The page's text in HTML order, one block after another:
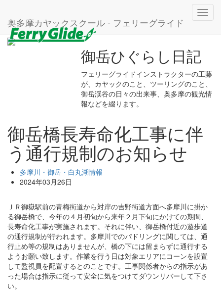
奥多摩カヤックスクール - フェリーグライド
御岳橋長寿命化工事に伴う通行規制のお知らせ
御岳ひぐらし日記
フェリーグライドインストラクターの工藤
が、カヤックのこと、ツーリングのこと、
御岳渓谷の日々の出来事、奥多摩の観光情
報などを綴ります。
御岳橋長寿命化工事に伴
う通行規制のお知らせ
多摩川・御岳・白丸湖情報
2024年03月26日
ＪＲ御嶽駅前の青梅街道から対岸の吉野街道方面へ多摩川に掛か
る御岳橋で、今年の４月初旬から来年２月下旬にかけての期間、
長寿命化工事が実施されます。それに伴い、御岳橋付近の遊歩道
の通行規制が行われます。多摩川でのパドリングに関しては、通
行止め等の規制はありませんが、橋の下には留まらずに通行する
ようお願い致します。作業を行う日は対象エリアにコーンを設置
して監視員を配置するとのことです。工事関係者からの指示があ
った場合は指示に従って安全に気をつけてダウンリバーして下さ
い。